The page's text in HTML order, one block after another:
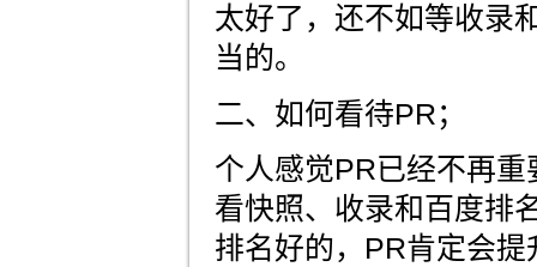
太好了，还不如等收录
当的。
二、如何看待PR；
个人感觉PR已经不再
看快照、收录和百度排
排名好的，PR肯定会